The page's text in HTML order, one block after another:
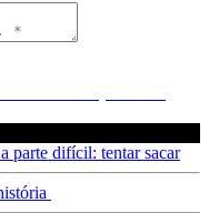
parte difícil: tentar sacar